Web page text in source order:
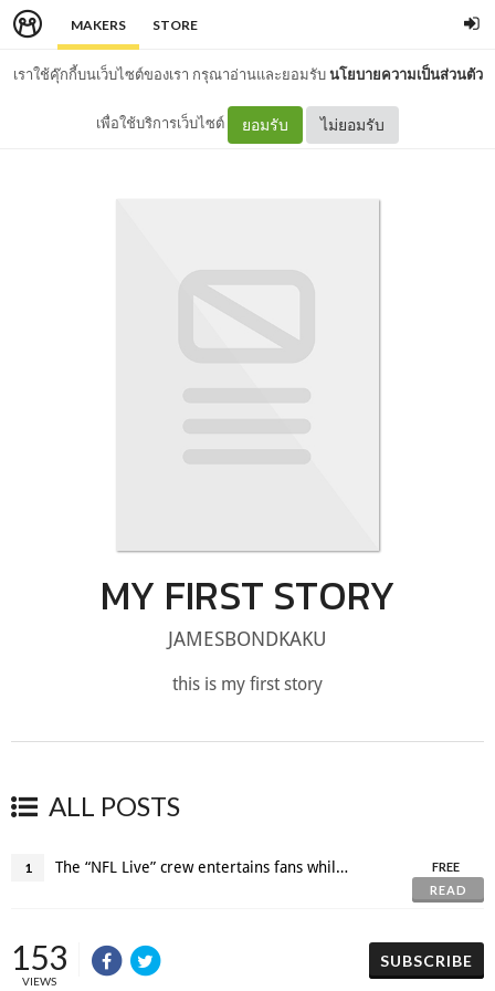
MAKERS STORE
เราใช้คุ๊กกี้บนเว็บไซต์ของเรา กรุณาอ่านและยอมรับนโยบายความเป็นส่วนตัว
เพื่อใช้บริการเว็บไซต์ ยอมรับ ไม่ยอมรับ
MY FIRST STORY
JAMESBONDKAKU
this is my first story
ALL POSTS
1 The “NFL Live” crew entertains fans while offering all the latest news.
FREE
READ
153
VIEWS
SUBSCRIBE